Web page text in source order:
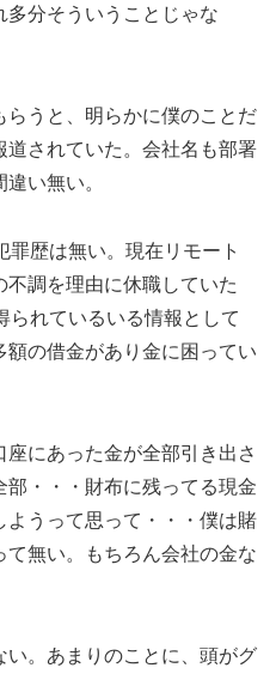
多分そういうことじゃな
うと、明らかに僕のことだ
道されていた。会社名も部署
い無い。
罪歴は無い。現在リモート
調を理由に休職していた
られているいる情報として
の借金があり金に困ってい
座にあった金が全部引き出さ
・・・財布に残ってる現金
ようって思って・・・僕は賭
無い。もちろん会社の金な
。あまりのことに、頭がグ